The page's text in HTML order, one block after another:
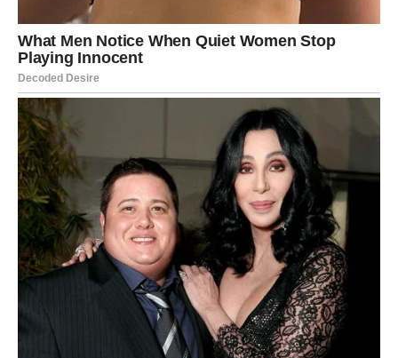
Škorpije očekuju snažne emocije i važni razgovori. Jedna
osoba više neće moći skrivati ono što osjeća.
Novac i posao
Pred vama su neočekivane prilike koje mogu značajno
poboljšati finansijsku situaciju.
STRIJELAC
Ljubav
Do kraja godine Strijelčevima dolazi veoma važan susret